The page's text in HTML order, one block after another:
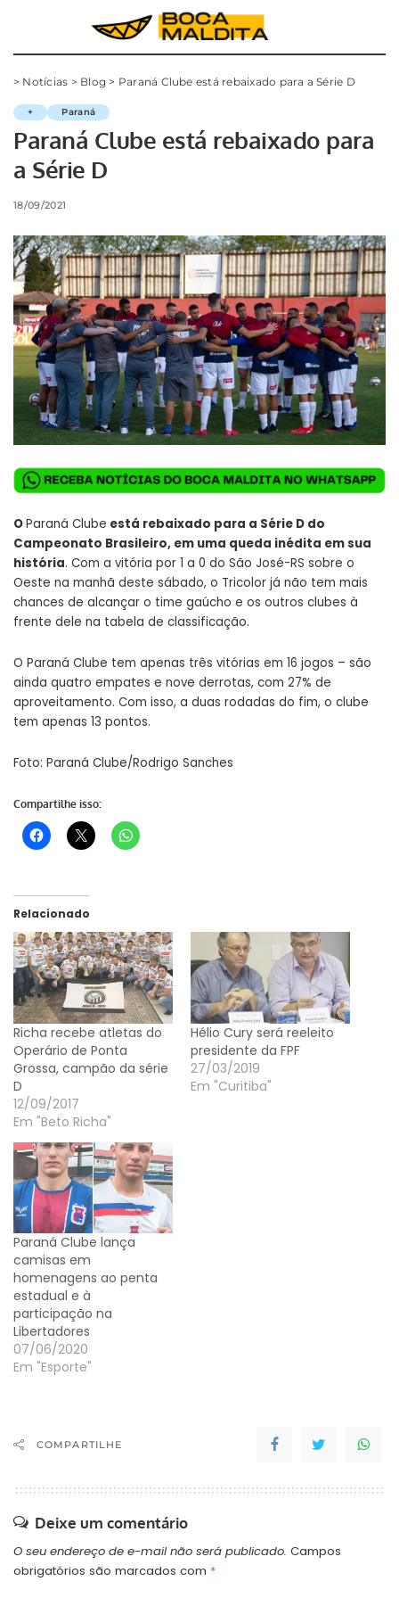
> Notícias > Blog > Paraná Clube está rebaixado para a Série D
+ Paraná
Paraná Clube está rebaixado para
a Série D
18/09/2021
OParaná Clube está rebaixado para a Série D do
Campeonato Brasileiro, em uma queda inédita em sua
história. Com a vitória por 1 a 0 do São José-RS sobre o
Oeste na manhã deste sábado, o Tricolor já não tem mais
chances de alcançar o time gaúcho e os outros clubes à
frente dele na tabela de classificação.
O Paraná Clube tem apenas três vitórias em 16 jogos – são
ainda quatro empates e nove derrotas, com 27% de
aproveitamento. Com isso, a duas rodadas do fim, o clube
tem apenas 13 pontos.
Foto: Paraná Clube/Rodrigo Sanches
Compartilhe isso:
Relacionado
Richa recebe atletas do
Operário de Ponta
Grossa, campão da série
D
12/09/2017
Em "Beto Richa"
Hélio Cury será reeleito
presidente da FPF
27/03/2019
Em "Curitiba"
Paraná Clube lança
camisas em
homenagens ao penta
estadual e à
participação na
Libertadores
07/06/2020
Em "Esporte"
COMPARTILHE
Deixe um comentário
O seu endereço de e-mail não será publicado. Campos
obrigatórios são marcados com *